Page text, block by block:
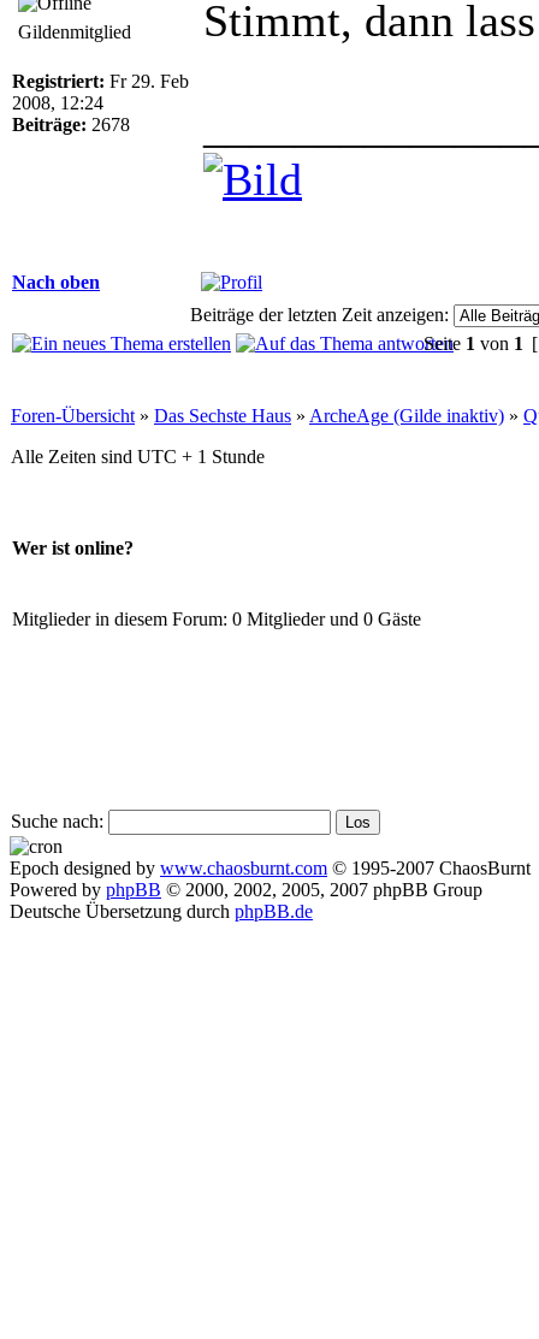
Gildenmitglied
Registriert: Fr 29. Feb
2008, 12:24
Beiträge: 2678
Stimmt, dann
Nach oben
Beiträge der letzten Zeit anzeigen:
Seite 1 von 1
Foren-Übersicht » Das Sechste Haus » ArcheAge (Gilde inaktiv) »
Alle Zeiten sind UTC + 1 Stunde
Wer ist online?
Mitglieder in diesem Forum: 0 Mitglieder und 0 Gäste
Suche nach:
Epoch designed by www.chaosburnt.com © 1995-2007 ChaosBurnt
Powered by phpBB © 2000, 2002, 2005, 2007 phpBB Group
Deutsche Übersetzung durch phpBB.de